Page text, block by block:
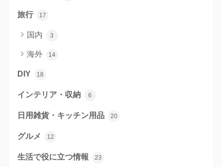
旅行 17
国内 3
海外 14
DIY 18
インテリア・収納 6
日用雑貨・キッチン用品 20
グルメ 12
生活で役に立つ情報 23